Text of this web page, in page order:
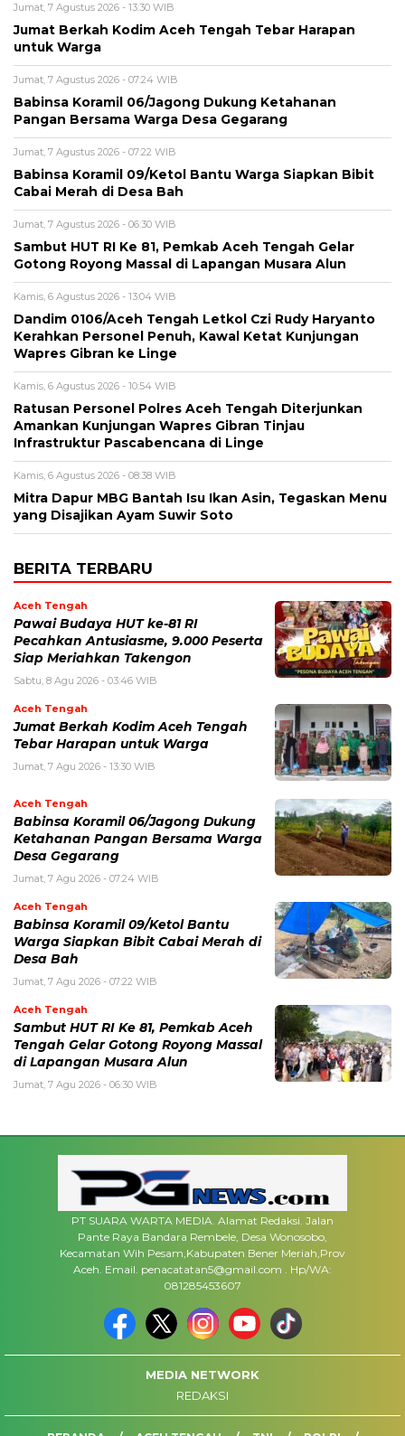
Jumat, 7 Agustus 2026 - 13:30 WIB
Jumat Berkah Kodim Aceh Tengah Tebar Harapan
untuk Warga
Jumat, 7 Agustus 2026 - 07:24 WIB
‎Babinsa Koramil 06/Jagong Dukung Ketahanan
Pangan Bersama Warga Desa Gegarang
Jumat, 7 Agustus 2026 - 07:22 WIB
‎Babinsa Koramil 09/Ketol Bantu Warga Siapkan Bibit
Cabai Merah di Desa Bah
Jumat, 7 Agustus 2026 - 06:30 WIB
Sambut HUT RI Ke 81, Pemkab Aceh Tengah Gelar
Gotong Royong Massal di Lapangan Musara Alun
Kamis, 6 Agustus 2026 - 13:04 WIB
Dandim 0106/Aceh Tengah Letkol Czi Rudy Haryanto
Kerahkan Personel Penuh, Kawal Ketat Kunjungan
Wapres Gibran ke Linge
Kamis, 6 Agustus 2026 - 10:54 WIB
Ratusan Personel Polres Aceh Tengah Diterjunkan
Amankan Kunjungan Wapres Gibran Tinjau
Infrastruktur Pascabencana di Linge
Kamis, 6 Agustus 2026 - 08:38 WIB
‎Mitra Dapur MBG Bantah Isu Ikan Asin, Tegaskan Menu
yang Disajikan Ayam Suwir Soto
BERITA TERBARU
Aceh Tengah
Pawai Budaya HUT ke-81 RI
Pecahkan Antusiasme, 9.000 Peserta
Siap Meriahkan Takengon
Sabtu, 8 Agu 2026 - 03:46 WIB
Aceh Tengah
Jumat Berkah Kodim Aceh Tengah
Tebar Harapan untuk Warga
Jumat, 7 Agu 2026 - 13:30 WIB
Aceh Tengah
‎Babinsa Koramil 06/Jagong Dukung
Ketahanan Pangan Bersama Warga
Desa Gegarang
Jumat, 7 Agu 2026 - 07:24 WIB
Aceh Tengah
‎Babinsa Koramil 09/Ketol Bantu
Warga Siapkan Bibit Cabai Merah di
Desa Bah
Jumat, 7 Agu 2026 - 07:22 WIB
Aceh Tengah
Sambut HUT RI Ke 81, Pemkab Aceh
Tengah Gelar Gotong Royong Massal
di Lapangan Musara Alun
Jumat, 7 Agu 2026 - 06:30 WIB
PT SUARA WARTA MEDIA. Alamat Redaksi. Jalan
Pante Raya Bandara Rembele, Desa Wonosobo,
Kecamatan Wih Pesam,Kabupaten Bener Meriah,Prov
Aceh. Email. penacatatan5@gmail.com . Hp/WA:
081285453607
MEDIA NETWORK
REDAKSI